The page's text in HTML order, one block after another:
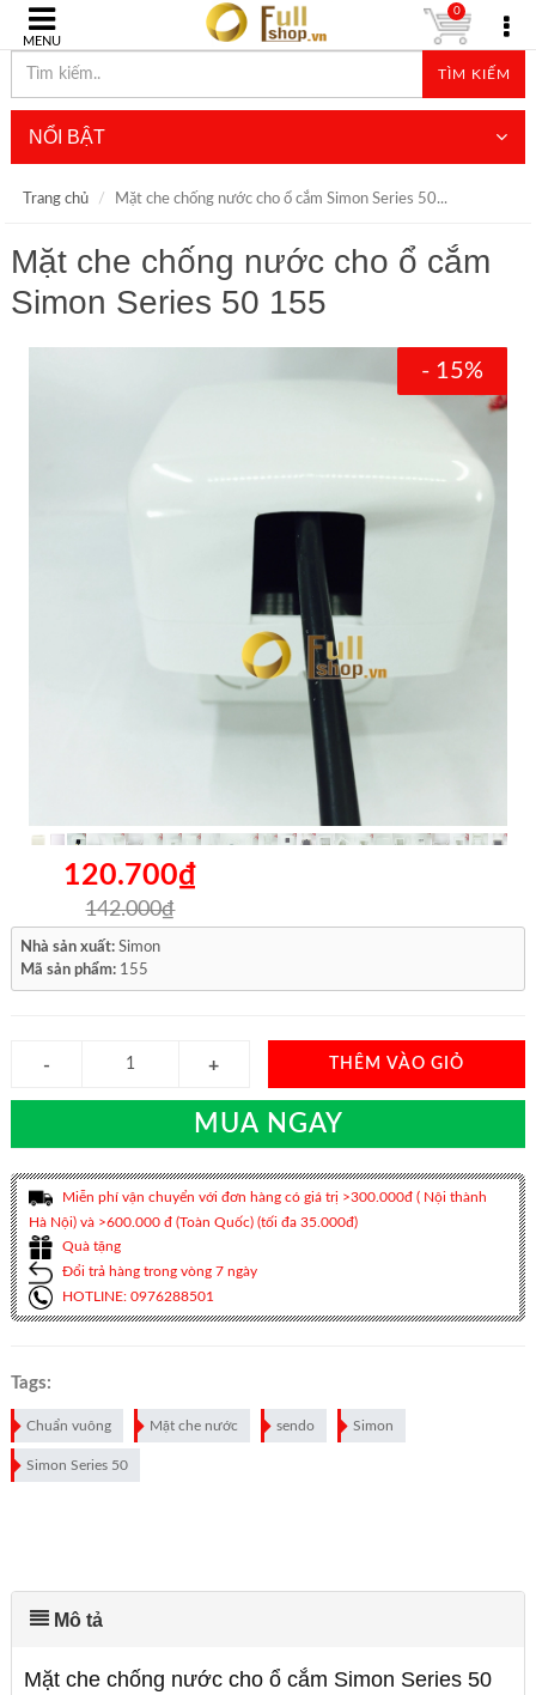
MENU
TÌM KIẾM
0
NỔI BẬT
Trang chủ Mặt che chống nước cho ổ cắm Simon Series 50...
Mặt che chống nước cho ổ cắm
Simon Series 50 155
- 15%
120.700₫
142.000₫
Nhà sản xuất: Simon
Mã sản phẩm: 155
THÊM VÀO GIỎ
MUA NGAY
Miễn phí vận chuyển với đơn hàng có giá trị >300.000đ ( Nội thành
Hà Nội) và >600.000 đ (Toàn Quốc) (tối đa 35.000đ)
Quà tặng
Đổi trả hàng trong vòng 7 ngày
HOTLINE: 0976288501
Tags:
Chuẩn vuông Mặt che nước sendo Simon
Simon Series 50
Mô tả
Mặt che chống nước cho ổ cắm Simon Series 50